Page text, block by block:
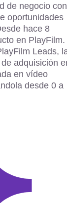
de negocio con
oportunidades
hace 8
en PlayFilm.
Leads,
adquisición
en vídeo
desde 0 a